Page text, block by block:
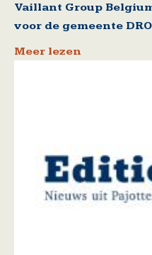
Vaillant Group
voor de gemeente
Meer lezen